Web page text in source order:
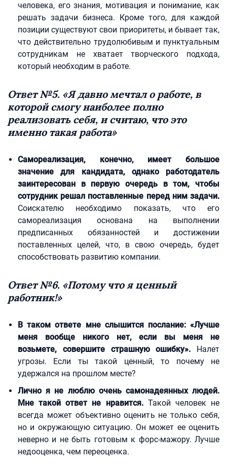
человека, его знания, мотивация и понимание, как
решать задачи бизнеса. Кроме того, для каждой
позиции существуют свои приоритеты, и бывает так,
что действительно трудолюбивым и пунктуальным
сотрудникам не хватает творческого подхода,
который необходим в работе.
Ответ №5. «Я давно мечтал о работе, в
которой смогу наиболее полно
реализовать себя, и считаю, что это
именно такая работа»
Самореализация, конечно, имеет большое
значение для кандидата, однако работодатель
заинтересован в первую очередь в том, чтобы
сотрудник решал поставленные перед ним задачи.
Соискателю необходимо показать, что его
самореализация основана на выполнении
предписанных обязанностей и достижении
поставленных целей, что, в свою очередь, будет
способствовать развитию компании.
Ответ №6. «Потому что я ценный
работник!»
В таком ответе мне слышится послание: «Лучше
меня вообще никого нет, если вы меня не
возьмете, совершите страшную ошибку». Налет
угрозы. Если ты такой ценный, то почему не
удержался на прошлом месте?
Лично я не люблю очень самонадеянных людей.
Мне такой ответ не нравится.Такой человек не
всегда может объективно оценить не только себя,
но и окружающую ситуацию. Он может ее оценить
неверно и не быть готовым к форс-мажору. Лучше
недооценка, чем переоценка.